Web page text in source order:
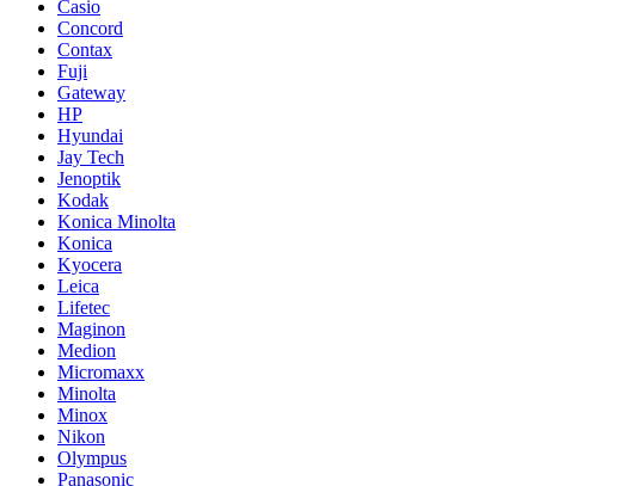
Casio
Concord
Contax
Fuji
Gateway
HP
Hyundai
Jay Tech
Jenoptik
Kodak
Konica Minolta
Konica
Kyocera
Leica
Lifetec
Maginon
Medion
Micromaxx
Minolta
Minox
Nikon
Olympus
Panasonic